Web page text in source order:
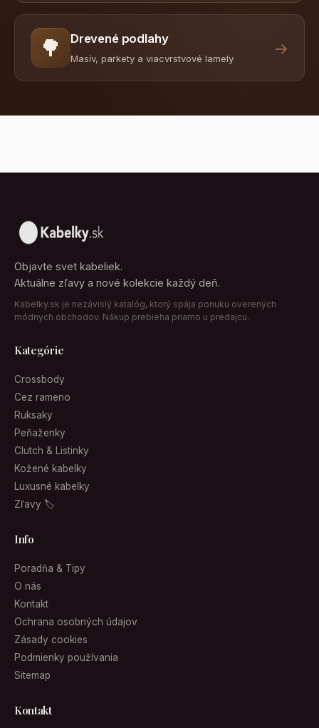
🌳 Drevené podlahy
Masív, parkety a viacvrstvové lamely
→
Objavte svet kabeliek.
Aktuálne zľavy a nové kolekcie každý deň.
Kabelky.sk je nezávislý katalóg, ktorý spája ponuku overených
módnych obchodov. Nákup prebieha priamo u predajcu.
Kategórie
Crossbody
Cez rameno
Ruksaky
Peňaženky
Clutch & Listinky
Kožené kabelky
Luxusné kabelky
Zľavy 🏷
Info
Poradňa & Tipy
O nás
Kontakt
Ochrana osobných údajov
Zásady cookies
Podmienky používania
Sitemap
Kontakt